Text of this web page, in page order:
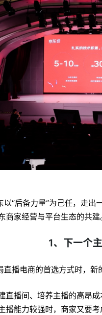
以“后备力量”为己任，走
商家经营与平台生态的共建
1、 下一个
直播电商的首选方式时，新
直播间、培养主播的高昂
播能力较强时，商家又要考